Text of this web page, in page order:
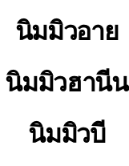
นิมมิวอาย
นิมมิวฮานีน
นิมมิวบี